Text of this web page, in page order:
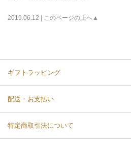
2019.06.12 | このページの上へ▲
ギフトラッピング
配送・お支払い
特定商取引法について